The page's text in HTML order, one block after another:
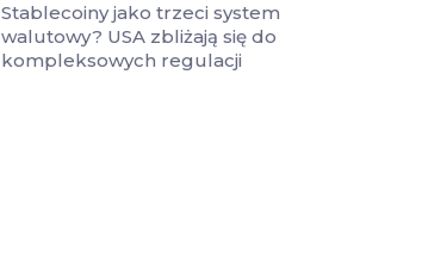
Stablecoiny jako trzeci system
walutowy? USA zbliżają się do
kompleksowych regulacji